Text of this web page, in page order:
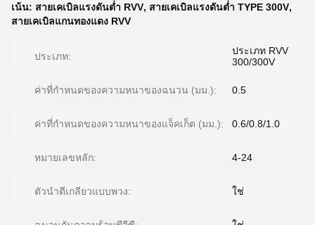
เน้น: สายเคเบิลแรงดันต่ำ RVV, สายเคเบิลแรงดันต่ำ TYPE 300V,
สายเคเบิลแกนทองแดง RVV
ประเภท:
ประเภท RVV
300/300V
ค่าที่กำหนดของความหนาของฉนวน (มม.): 0.5
ค่าที่กำหนดของความหนาของแจ็คเก็ต (มม.): 0.6/0.8/1.0
หมายเลขหลัก: 4-24
ตัวนำตีเกลียวแบบพวง: ใช่